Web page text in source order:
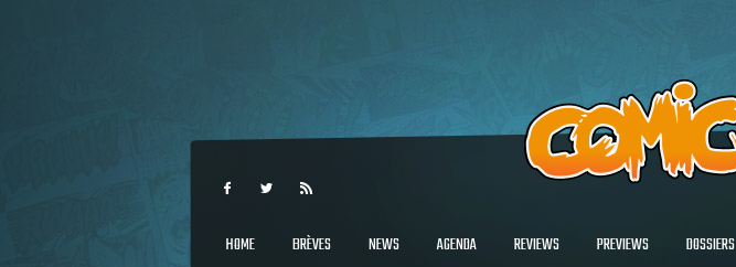
HOME BRÈVES NEWS AGENDA REVIEWS PREVIEWS DOSSIERS